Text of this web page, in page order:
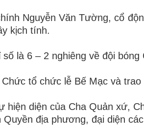
Nguyễn Văn Tường, cổ
kịch tính.
là 6 – 2 nghiêng về đội bóng
tổ chức lễ Bế Mạc và
hiện diện của Cha Quản xứ,
địa phương, đại diện